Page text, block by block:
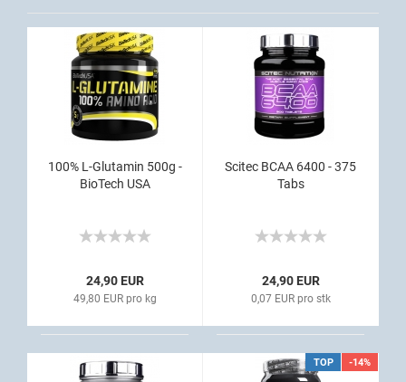
100% L-Glutamin 500g -
BioTech USA
24,90 EUR
49,80 EUR pro kg
Scitec BCAA 6400 - 375
Tabs
24,90 EUR
0,07 EUR pro stk
TOP -14%